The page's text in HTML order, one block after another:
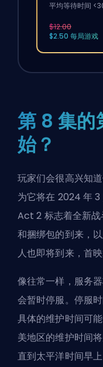
平均等待时间
$12.00
$2.50 每局游戏
第 8 集的
始？
玩家们会很高兴知
为它将在 2024 年 3
Act 2 标志着全新
和捆绑包的到来，
人也即将到来，首
像往常一样，服务
会暂时停服。停服
具体的维护时间可
美地区的维护时间
直到太平洋时间早